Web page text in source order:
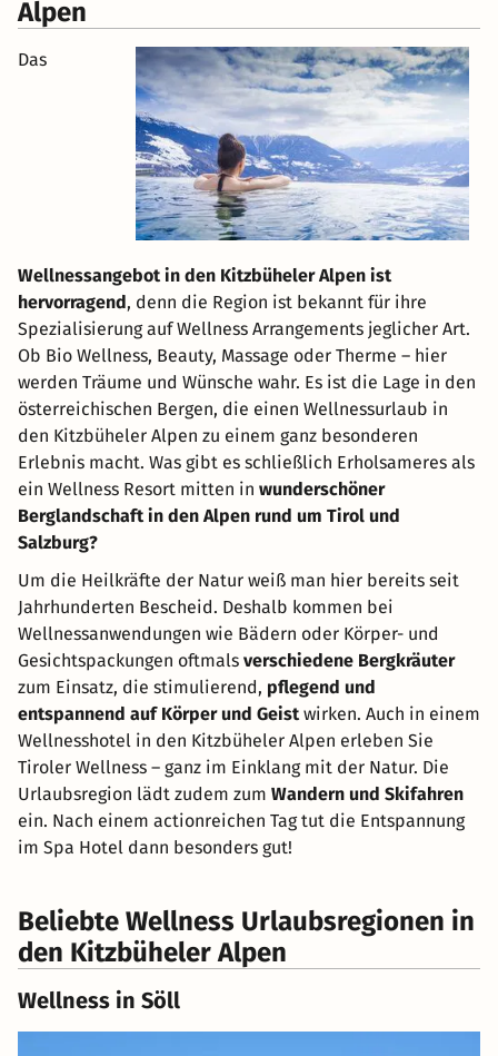
Alpen
Das
Wellnessangebot in den Kitzbüheler Alpen ist
hervorragend , denn die Region ist bekannt für ihre
Spezialisierung auf Wellness Arrangements jeglicher Art.
Ob Bio Wellness, Beauty, Massage oder Therme – hier
werden Träume und Wünsche wahr. Es ist die Lage in den
österreichischen Bergen, die einen Wellnessurlaub in
den Kitzbüheler Alpen zu einem ganz besonderen
Erlebnis macht. Was gibt es schließlich Erholsameres als
ein Wellness Resort mitten in wunderschöner
Berglandschaft in den Alpen rund um Tirol und
Salzburg?
Um die Heilkräfte der Natur weiß man hier bereits seit
Jahrhunderten Bescheid. Deshalb kommen bei
Wellnessanwendungen wie Bädern oder Körper- und
Gesichtspackungen oftmals verschiedene Bergkräuter
zum Einsatz, die stimulierend, pflegend und
entspannend auf Körper und Geistwirken. Auch in einem
Wellnesshotel in den Kitzbüheler Alpen erleben Sie
Tiroler Wellness – ganz im Einklang mit der Natur. Die
Urlaubsregion lädt zudem zum Wandern und Skifahren
ein. Nach einem actionreichen Tag tut die Entspannung
im Spa Hotel dann besonders gut!
Beliebte Wellness Urlaubsregionen in
den Kitzbüheler Alpen
Wellness in Söll